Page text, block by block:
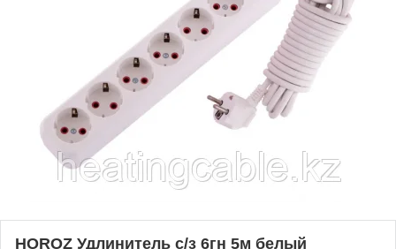
HOROZ Удлинитель с/з 6гн 5м белый